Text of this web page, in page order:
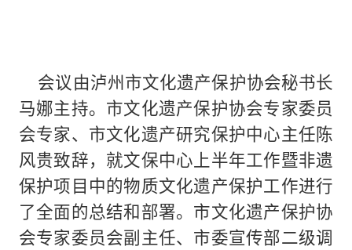
会议由泸州市文化遗产保护协会秘书长
马娜主持。市文化遗产保护协会专家委员
会专家、市文化遗产研究保护中心主任陈
风贵致辞，就文保中心上半年工作暨非遗
保护项目中的物质文化遗产保护工作进行
了全面的总结和部署。市文化遗产保护协
会专家委员会副主任、市委宣传部二级调